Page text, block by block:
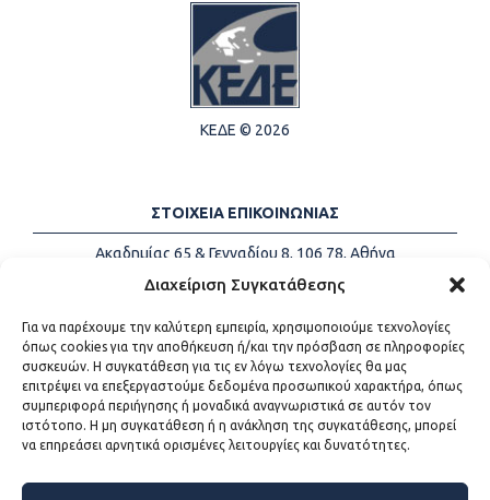
Διαχείριση Συγκατάθεσης
Για να παρέχουμε την καλύτερη εμπειρία, χρησιμοποιούμε τεχνολογίες
όπως cookies για την αποθήκευση ή/και την πρόσβαση σε πληροφορίες
συσκευών. Η συγκατάθεση για τις εν λόγω τεχνολογίες θα μας
επιτρέψει να επεξεργαστούμε δεδομένα προσωπικού χαρακτήρα, όπως
συμπεριφορά περιήγησης ή μοναδικά αναγνωριστικά σε αυτόν τον
ιστότοπο. Η μη συγκατάθεση ή η ανάκληση της συγκατάθεσης, μπορεί
να επηρεάσει αρνητικά ορισμένες λειτουργίες και δυνατότητες.
ΚΕΔΕ © 2026
ΣΤΟΙΧΕΙΑ ΕΠΙΚΟΙΝΩΝΙΑΣ
Ακαδημίας 65 & Γενναδίου 8, 106 78, Αθήνα
Τηλέφωνα:
+30 213-2147500
Email:
info@kede.gr
ΧΡΗΣΙΜΟΙ ΣΥΝΔΕΣΜΟΙ
Η ΚΕΔΕ
Sitemap